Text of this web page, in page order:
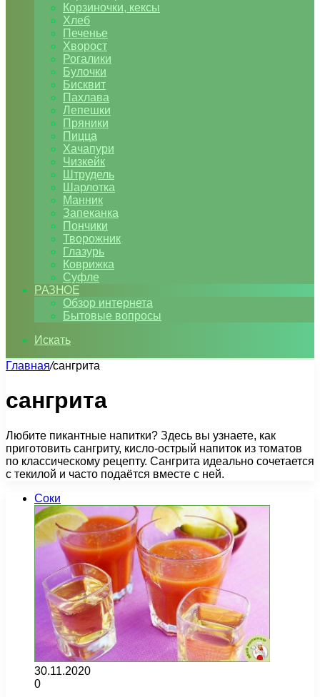
Корзиночки, кексы
Хлеб
Печенье
Хворост
Рогалики
Булочки
Бисквит
Пахлава
Лепешки
Пряники
Пицца
Хачапури
Чизкейк
Штрудель
Шарлотка
Манник
Запеканка
Пончики
Творожник
Глазурь
Коврижка
Суфле
РАЗНОЕ
Обзор интернета
Бытовые вопросы
Искать
Главная/сангрита
сангрита
Любите пикантные напитки? Здесь вы узнаете, как
приготовить сангриту, кисло-острый напиток из томатов
по классическому рецепту. Сангрита идеально сочетается
с текилой и часто подаётся вместе с ней.
Соки
30.11.2020
0